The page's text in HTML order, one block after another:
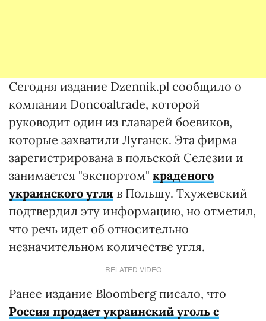
Сегодня издание Dzennik.pl сообщило о
компании Doncoaltrade, которой
руководит один из главарей боевиков,
которые захватили Луганск. Эта фирма
зарегистрирована в польской Селезии и
занимается "экспортом" краденого
украинского угля в Польшу. Тхужевский
подтвердил эту информацию, но отметил,
что речь идет об относительно
незначительном количестве угля.
RELATED VIDEO
Ранее издание Bloomberg писало, что
Россия продает украинский уголь с